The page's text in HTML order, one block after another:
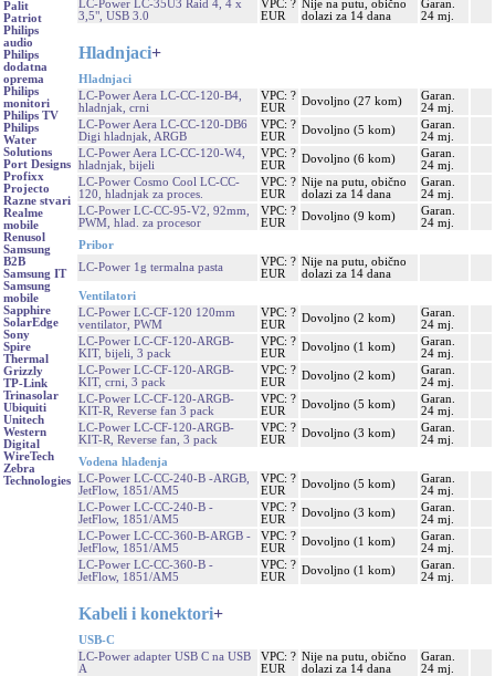
Palit
Patriot
Philips
audio
Philips
dodatna
oprema
Philips
monitori
Philips TV
Philips
Water
Solutions
Port Designs
Profixx
Projecto
Razne stvari
Realme
mobile
Renusol
Samsung
B2B
Samsung IT
Samsung
mobile
Sapphire
SolarEdge
Sony
Spire
Thermal
Grizzly
TP-Link
Trinasolar
Ubiquiti
Unitech
Western
Digital
WireTech
Zebra
Technologies
LC-Power LC-35U3 Raid 4, 4 x
3,5", USB 3.0
VPC: ?
EUR
Nije na putu, obično
dolazi za 14 dana
Garan.
24 mj.
Hladnjaci+
Hladnjaci
LC-Power Aera LC-CC-120-B4,
hladnjak, crni
VPC: ?
EUR
Dovoljno (27 kom)
Garan.
24 mj.
LC-Power Aera LC-CC-120-DB6
Digi hladnjak, ARGB
VPC: ?
EUR
Dovoljno (5 kom)
Garan.
24 mj.
LC-Power Aera LC-CC-120-W4,
hladnjak, bijeli
VPC: ?
EUR
Dovoljno (6 kom)
Garan.
24 mj.
LC-Power Cosmo Cool LC-CC-
120, hladnjak za proces.
VPC: ?
EUR
Nije na putu, obično
dolazi za 14 dana
Garan.
24 mj.
LC-Power LC-CC-95-V2, 92mm,
PWM, hlad. za procesor
VPC: ?
EUR
Dovoljno (9 kom)
Garan.
24 mj.
Pribor
LC-Power 1g termalna pasta
VPC: ?
EUR
Nije na putu, obično
dolazi za 14 dana
Ventilatori
LC-Power LC-CF-120 120mm
ventilator, PWM
VPC: ?
EUR
Dovoljno (2 kom)
Garan.
24 mj.
LC-Power LC-CF-120-ARGB-
KIT, bijeli, 3 pack
VPC: ?
EUR
Dovoljno (1 kom)
Garan.
24 mj.
LC-Power LC-CF-120-ARGB-
KIT, crni, 3 pack
VPC: ?
EUR
Dovoljno (2 kom)
Garan.
24 mj.
LC-Power LC-CF-120-ARGB-
KIT-R, Reverse fan 3 pack
VPC: ?
EUR
Dovoljno (5 kom)
Garan.
24 mj.
LC-Power LC-CF-120-ARGB-
KIT-R, Reverse fan, 3 pack
VPC: ?
EUR
Dovoljno (3 kom)
Garan.
24 mj.
Vodena hlađenja
LC-Power LC-CC-240-B -ARGB,
JetFlow, 1851/AM5
VPC: ?
EUR
Dovoljno (5 kom)
Garan.
24 mj.
LC-Power LC-CC-240-B -
JetFlow, 1851/AM5
VPC: ?
EUR
Dovoljno (3 kom)
Garan.
24 mj.
LC-Power LC-CC-360-B-ARGB -
JetFlow, 1851/AM5
VPC: ?
EUR
Dovoljno (1 kom)
Garan.
24 mj.
LC-Power LC-CC-360-B -
JetFlow, 1851/AM5
VPC: ?
EUR
Dovoljno (1 kom)
Garan.
24 mj.
Kabeli i konektori+
USB-C
LC-Power adapter USB C na USB
A
VPC: ?
EUR
Nije na putu, obično
dolazi za 14 dana
Garan.
24 mj.